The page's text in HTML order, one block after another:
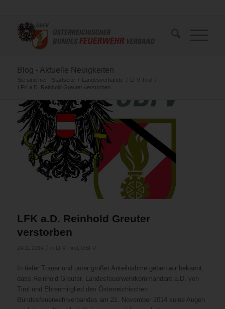
Blog - Aktuelle Neuigkeiten
Sie sind hier: Startseite / Landesverbände / LFV Tirol
/
LFK a.D. Reinhold Greuter verstorben
LFK a.D. Reinhold Greuter
verstorben
In tiefer Trauer und unter großer Anteilnahme geben wir bekannt,
dass Reinhold Greuter, Landesfeuerwehrkommandant a.D. von
Tirol und Ehrenmitglied des Österreichischen
Bundesfeuerwehrverbandes am 21. November 2014 seine Augen